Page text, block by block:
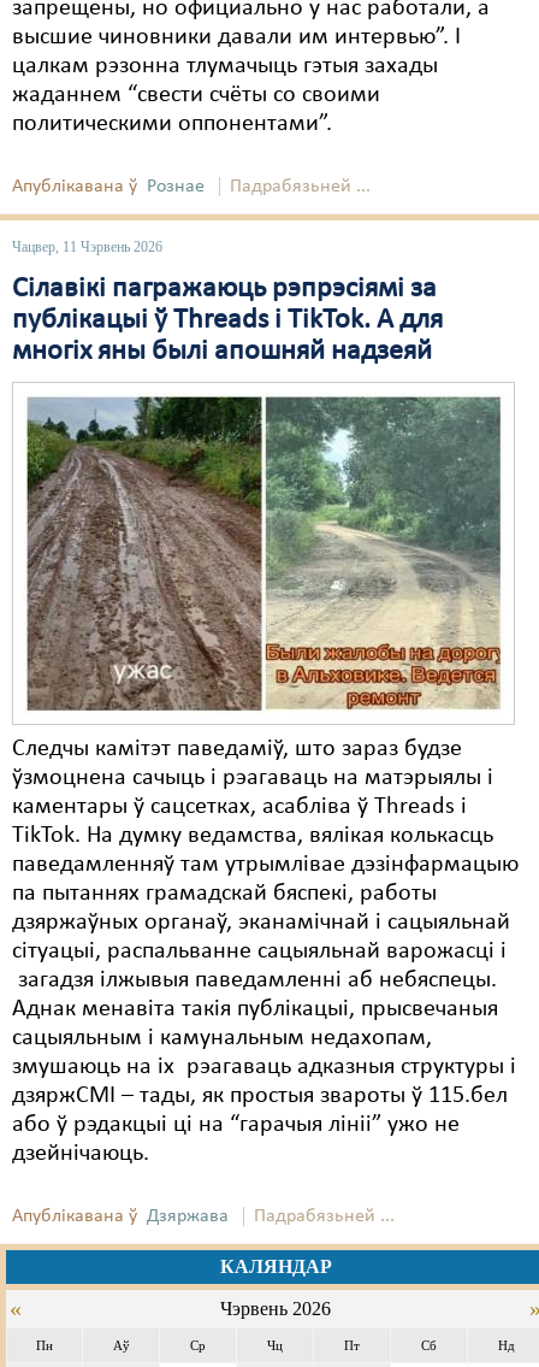
запрещены, но официально у нас работали, а
высшие чиновники давали им интервью”. І
цалкам рэзонна тлумачыць гэтыя захады
жаданнем “свести счёты со своими
политическими оппонентами”.
Апублікавана ў Рознае Падрабязьней ...
Чацвер, 11 Чэрвень 2026
Сілавікі пагражаюць рэпрэсіямі за
публікацыі ў Threads і TikTok. А для
многіх яны былі апошняй надзеяй
Следчы камітэт паведаміў, што зараз будзе
ўзмоцнена сачыць і рэагаваць на матэрыялы і
каментары ў сацсетках, асабліва ў Threads і
TikTok. На думку ведамства, вялікая колькасць
паведамленняў там утрымлівае дэзінфармацыю
па пытаннях грамадскай бяспекі, работы
дзяржаўных органаў, эканамічнай і сацыяльнай
сітуацыі, распальванне сацыяльнай варожасці і
загадзя ілжывыя паведамленні аб небяспецы.
Аднак менавіта такія публікацыі, прысвечаныя
сацыяльным і камунальным недахопам,
змушаюць на іх рэагаваць адказныя структуры і
дзяржСМІ – тады, як простыя звароты ў 115.бел
або ў рэдакцыі ці на “гарачыя лініі” ужо не
дзейнічаюць.
Апублікавана ў Дзяржава Падрабязьней ...
КАЛЯНДАР
« Чэрвень 2026
Пн Аў Ср Чц Пт Сб Нд
Рознае
Свабода слова
Суд
Экалёгія
Правы працоўных
Сацыяльныя правы